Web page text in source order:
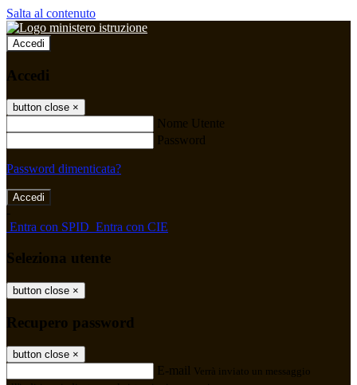
Salta al contenuto
Accedi
Accedi
button close ×
Nome Utente
Password
Password dimenticata?
-
Entra con SPID Entra con CIE
Seleziona utente
button close ×
Recupero password
button close ×
E-mail Verrà inviato un messaggio